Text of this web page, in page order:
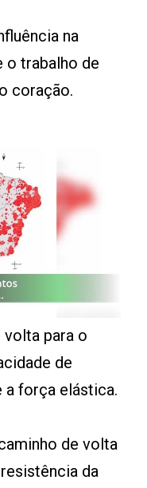
na
o trabalho de
coração.
volta para o
de
força elástica.
de volta
da